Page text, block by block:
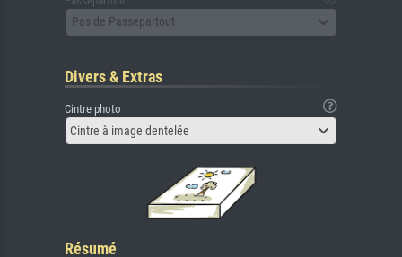
Pas de Passepartout
Divers & Extras
Cintre photo
Cintre à image dentelée
Résumé